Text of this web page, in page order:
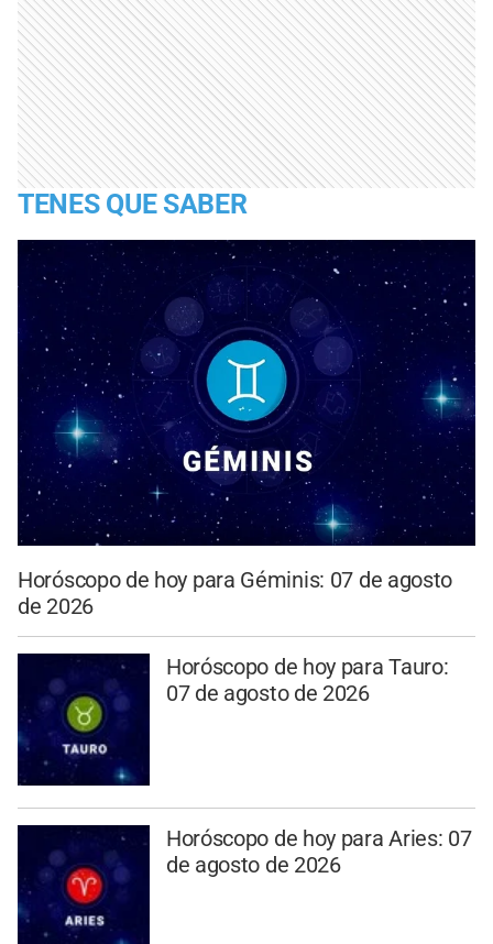
TENES QUE SABER
Horóscopo de hoy para Géminis: 07 de agosto
de 2026
Horóscopo de hoy para Tauro:
07 de agosto de 2026
Horóscopo de hoy para Aries: 07
de agosto de 2026